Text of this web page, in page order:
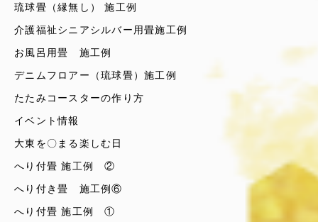
琉球畳（縁無し） 施工例
介護福祉シニアシルバー用畳施工例
お風呂用畳 施工例
デニムフロアー（琉球畳）施工例
たたみコースターの作り方
イベント情報
大東を〇まる楽しむ日
へり付畳 施工例 ②
へり付き畳 施工例⑥
へり付畳 施工例 ①